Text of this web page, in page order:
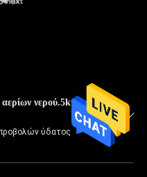
νερού.5kw
ύδατος